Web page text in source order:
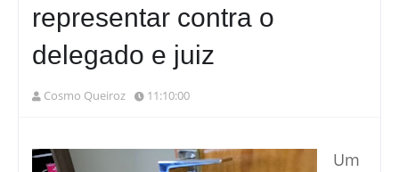
representar contra o
delegado e juiz
Cosmo Queiroz 11:10:00
Um